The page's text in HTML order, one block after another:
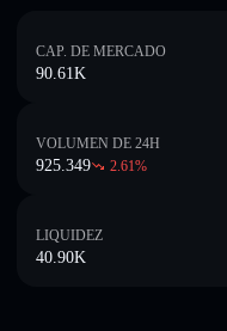
CAP. DE MERCADO
90.61K
VOLUMEN DE 24H
925.349 2.61%
LIQUIDEZ
40.90K